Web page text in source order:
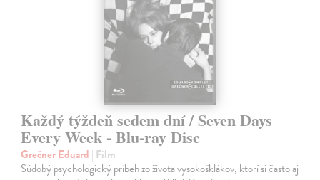
Každý týždeň sedem dní / Seven Days
Every Week - Blu-ray Disc
Grečner Eduard | Film
Súdobý psychologický príbeh zo života vysokošklákov, ktorí si často aj